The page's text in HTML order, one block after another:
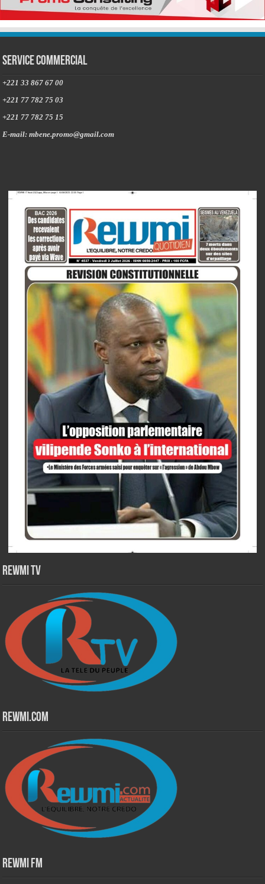
Service commercial
+221 33 867 67 00
+221 77 782 75 03
+221 77 782 75 15
E-mail: mbene.promo@gmail.com
Rewmi TV
Rewmi.Com
Rewmi Fm